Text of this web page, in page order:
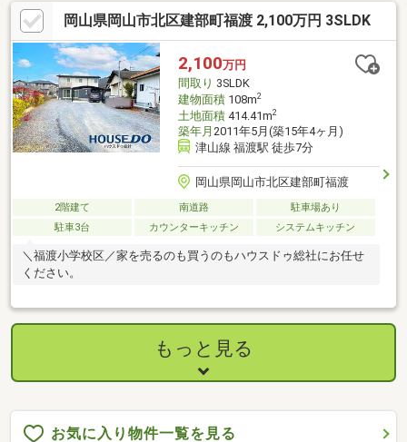
岡山県岡山市北区建部町福渡 2,100万円 3SLDK
2,100万円
間取り 3SLDK
建物面積108m2
土地面積414.41m2
築年月 2011年5月(築15年4ヶ月)
津山線 福渡駅 徒歩7分
岡山県岡山市北区建部町福渡
2階建て 南道路
駐車場あり
駐車3台
カウンターキッチン システムキッチン
＼福渡小学校区／家を売るのも買うのもハウスドゥ総社にお任せ
ください。
もっと見る
お気に入り物件一覧を見る